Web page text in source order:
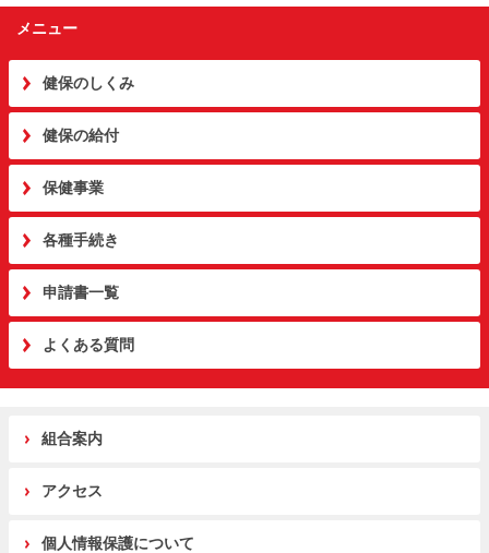
メニュー
健保のしくみ
健保の給付
保健事業
各種手続き
申請書一覧
よくある質問
組合案内
アクセス
個人情報保護について